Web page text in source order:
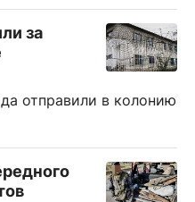
за
отправили в колонию